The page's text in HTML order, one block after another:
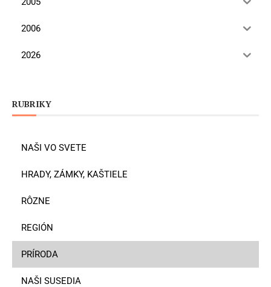
2006
2026
RUBRIKY
NAŠI VO SVETE
HRADY, ZÁMKY, KAŠTIELE
RÔZNE
REGIÓN
PRÍRODA
NAŠI SUSEDIA